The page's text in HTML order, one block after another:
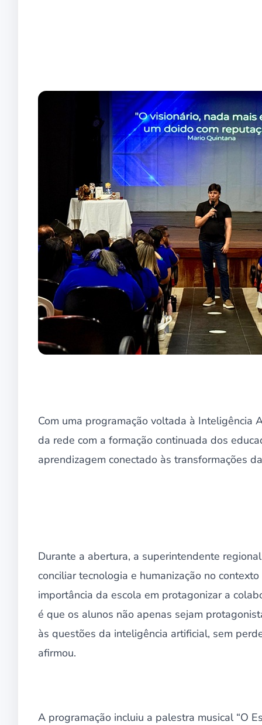
Com uma programação voltada à Inteligência
da rede com a formação continuada dos
aprendizagem conectado às transformações
Durante a abertura, a superintendente
conciliar tecnologia e humanização no
importância da escola em protagonizar a
é que os alunos não apenas sejam
às questões da inteligência artificial, sem
afirmou.
A programação incluiu a palestra musical “O